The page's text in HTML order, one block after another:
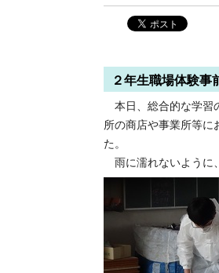
２年生職場体験事
本日、総合的な学習
所の商店や事業所等に
た。
雨に濡れないように